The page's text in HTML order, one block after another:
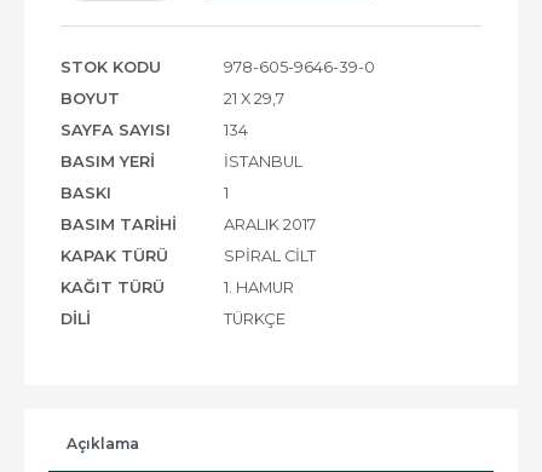
STOK KODU
978-605-9646-39-0
BOYUT
21 X 29,7
SAYFA SAYISI
134
BASIM YERI
İSTANBUL
BASKI
1
BASIM TARIHI
ARALIK 2017
KAPAK TÜRÜ
SPIRAL CILT
KAĞIT TÜRÜ
1. HAMUR
DILI
TÜRKÇE
Açıklama